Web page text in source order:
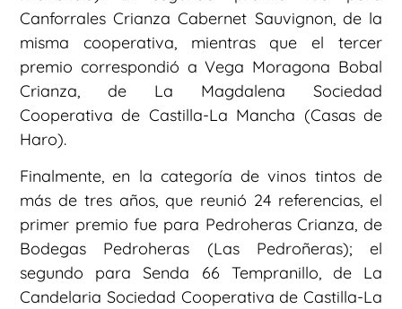
Canforrales Crianza Cabernet Sauvignon, de la
misma cooperativa, mientras que el tercer
premio correspondió a Vega Moragona Bobal
Crianza, de La Magdalena Sociedad
Cooperativa de Castilla-La Mancha (Casas de
Haro).
Finalmente, en la categoría de vinos tintos de
más de tres años, que reunió 24 referencias, el
primer premio fue para Pedroheras Crianza, de
Bodegas Pedroheras (Las Pedroñeras); el
segundo para Senda 66 Tempranillo, de La
Candelaria Sociedad Cooperativa de Castilla-La